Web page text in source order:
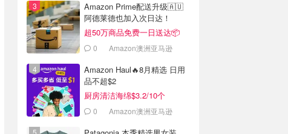
Amazon Prime配送升级🇦🇺
阿德莱德也加入次日达！
超50万商品免费一日送达📦
0 Amazon澳洲亚马逊
Amazon Haul🔥8月精选 日用
品不超$2
厨房清洁海绵$3.2/10个
0 Amazon澳洲亚马逊